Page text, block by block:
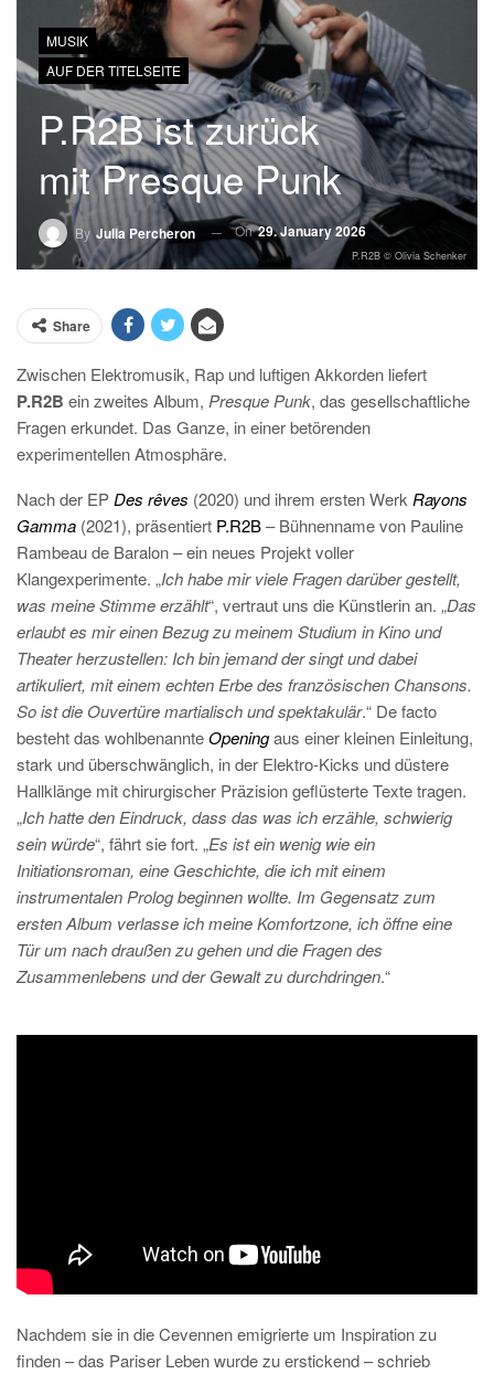
MUSIK
AUF DER TITELSEITE
P.R2B ist zurück
mit Presque Punk
By Julia Percheron On29. January 2026
P.R2B © Olivia Schenker
Share
Zwischen Elektromusik, Rap und luftigen Akkorden liefert
P.R2B ein zweites Album, Presque Punk, das gesellschaftliche
Fragen erkundet. Das Ganze, in einer betörenden
experimentellen Atmosphäre.
Nach der EPDes rêves (2020) und ihrem ersten Werk Rayons
Gamma (2021), präsentiert P.R2B– Bühnenname von Pauline
Rambeau de Baralon – ein neues Projekt voller
Klangexperimente. „Ich habe mir viele Fragen darüber gestellt,
was meine Stimme erzählt“, vertraut uns die Künstlerin an. „Das
erlaubt es mir einen Bezug zu meinem Studium in Kino und
Theater herzustellen: Ich bin jemand der singt und dabei
artikuliert, mit einem echten Erbe des französischen Chansons.
So ist die Ouvertüre martialisch und spektakulär.“ De facto
besteht das wohlbenannteOpeningaus einer kleinen Einleitung,
stark und überschwänglich, in der Elektro-Kicks und düstere
Hallklänge mit chirurgischer Präzision geflüsterte Texte tragen.
„Ich hatte den Eindruck, dass das was ich erzähle, schwierig
sein würde“, fährt sie fort. „Es ist ein wenig wie ein
Initiationsroman, eine Geschichte, die ich mit einem
instrumentalen Prolog beginnen wollte. Im Gegensatz zum
ersten Album verlasse ich meine Komfortzone, ich öffne eine
Tür um nach draußen zu gehen und die Fragen des
Zusammenlebens und der Gewalt zu durchdringen.“
Nachdem sie in die Cevennen emigrierte um Inspiration zu
finden – das Pariser Leben wurde zu erstickend – schrieb